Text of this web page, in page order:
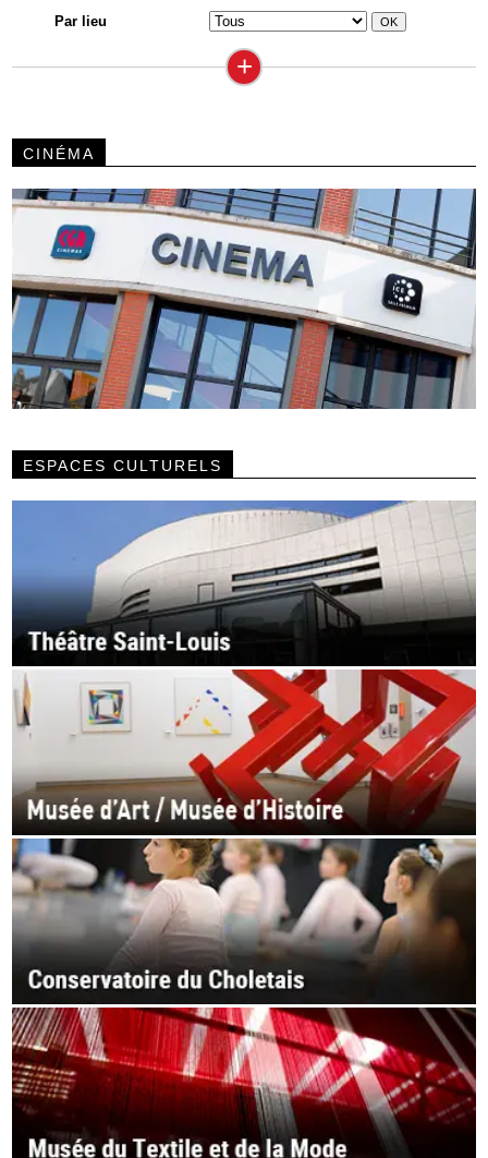
Par lieu
+
CINÉMA
ESPACES CULTURELS